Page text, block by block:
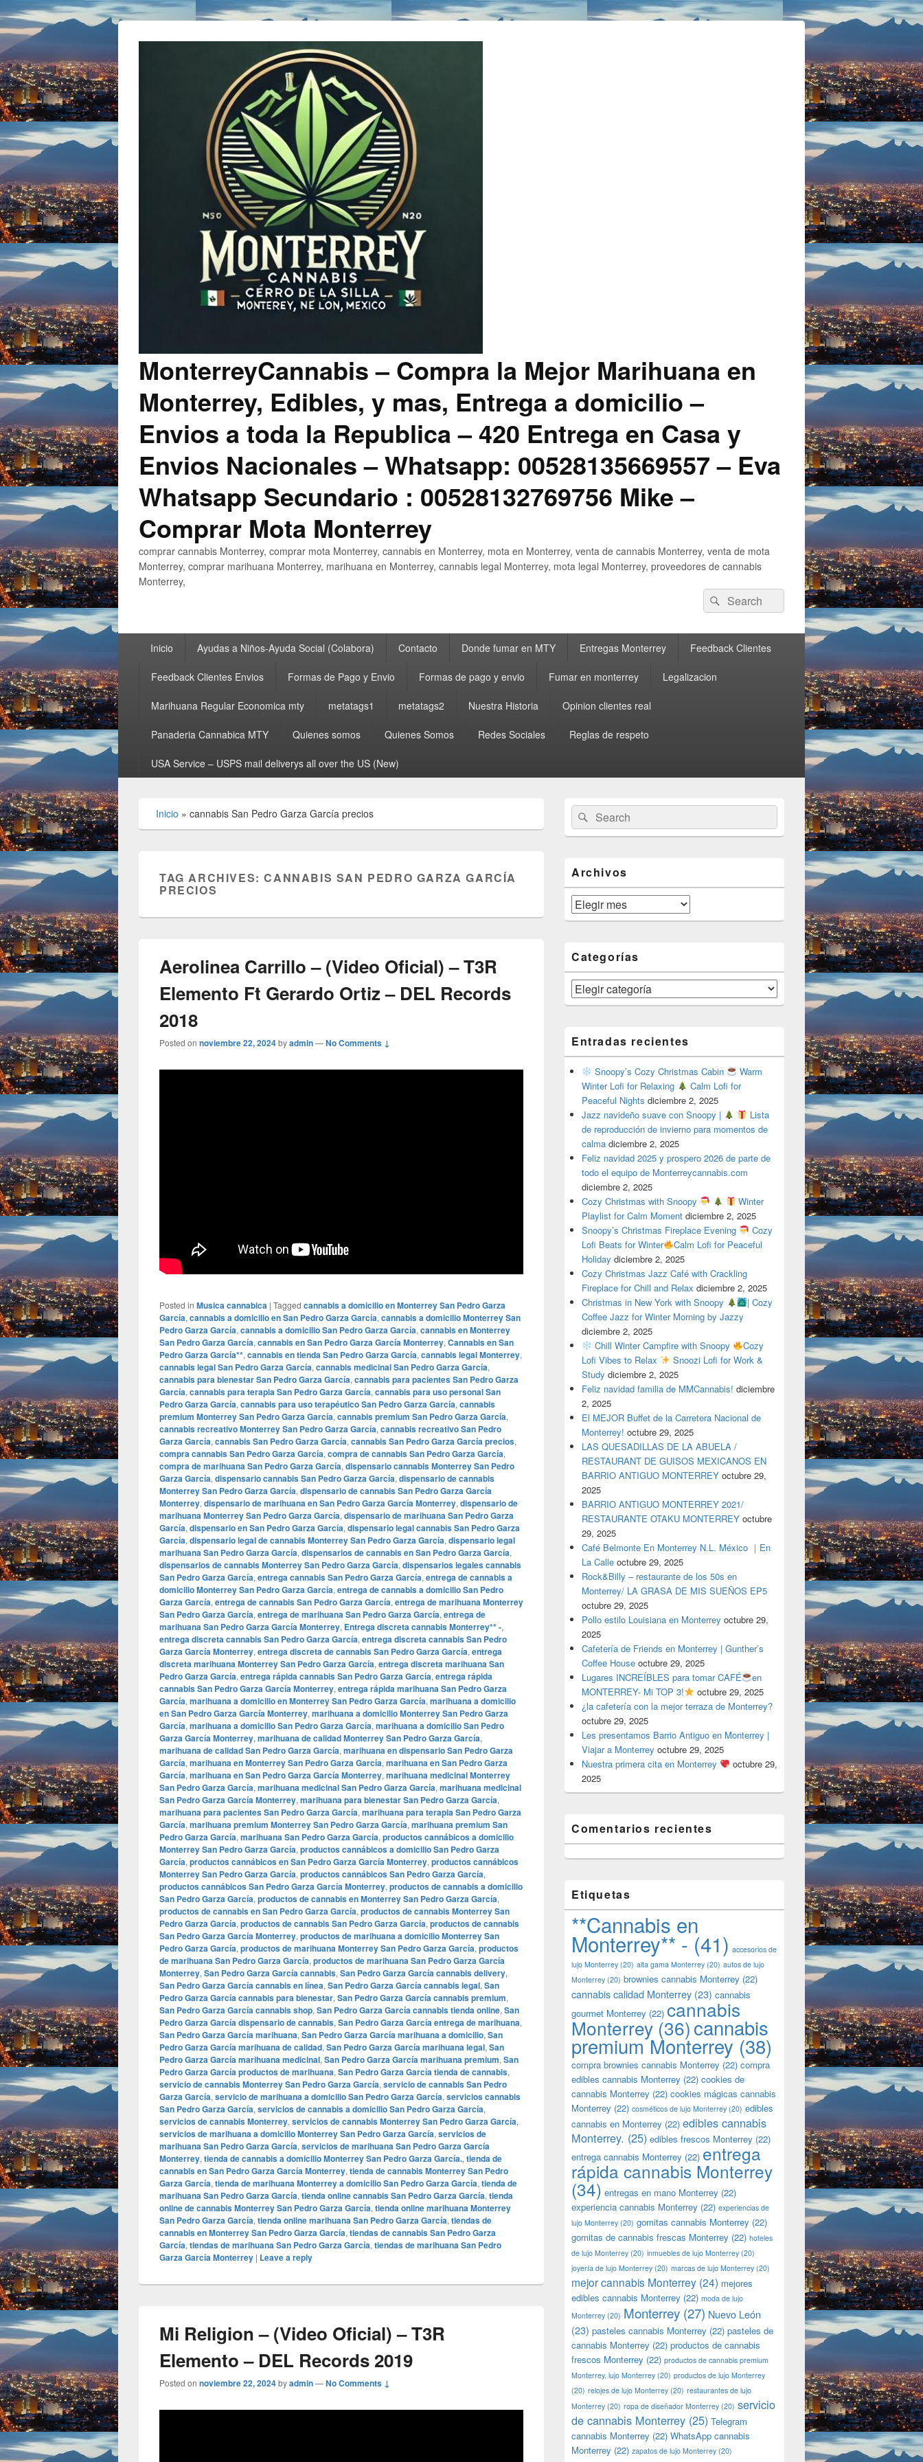
MonterreyCannabis – Compra la Mejor Marihuana en
Monterrey, Edibles, y mas, Entrega a domicilio –
Envios a toda la Republica – 420 Entrega en Casa y
Envios Nacionales – Whatsapp: 00528135669557 – Eva
Whatsapp Secundario : 00528132769756 Mike –
Comprar Mota Monterrey
comprar cannabis Monterrey, comprar mota Monterrey, cannabis en Monterrey, mota en Monterrey, venta de cannabis Monterrey, venta de mota
Monterrey, comprar marihuana Monterrey, marihuana en Monterrey, cannabis legal Monterrey, mota legal Monterrey, proveedores de cannabis
Monterrey,
Search
for:
Search
Inicio Ayudas a Niños-Ayuda Social (Colabora) Contacto Donde fumar en MTY Entregas Monterrey Feedback Clientes
Feedback Clientes Envios Formas de Pago y Envio Formas de pago y envio Fumar en monterrey Legalizacion
Marihuana Regular Economica mty metatags1 metatags2 Nuestra Historia Opinion clientes real
Panaderia Cannabica MTY Quienes somos Quienes Somos Redes Sociales Reglas de respeto
USA Service – USPS mail deliverys all over the US (New)
Inicio » cannabis San Pedro Garza García precios
TAG ARCHIVES:CANNABIS SAN PEDRO GARZA GARCÍA
PRECIOS
Aerolinea Carrillo – (Video Oficial) – T3R
Elemento Ft Gerardo Ortiz – DEL Records
2018
Posted on noviembre 22, 2024byadmin—No Comments ↓
Posted in Musica cannabica | Tagged cannabis a domicilio en Monterrey San Pedro Garza
García, cannabis a domicilio en San Pedro Garza García, cannabis a domicilio Monterrey San
Pedro Garza García, cannabis a domicilio San Pedro Garza García, cannabis en Monterrey
San Pedro Garza García, cannabis en San Pedro Garza García Monterrey, Cannabis en San
Pedro Garza García**, cannabis en tienda San Pedro Garza García, cannabis legal Monterrey,
cannabis legal San Pedro Garza García, cannabis medicinal San Pedro Garza García,
cannabis para bienestar San Pedro Garza García, cannabis para pacientes San Pedro Garza
García, cannabis para terapia San Pedro Garza García, cannabis para uso personal San
Pedro Garza García, cannabis para uso terapéutico San Pedro Garza García, cannabis
premium Monterrey San Pedro Garza García, cannabis premium San Pedro Garza García,
cannabis recreativo Monterrey San Pedro Garza García, cannabis recreativo San Pedro
Garza García, cannabis San Pedro Garza García, cannabis San Pedro Garza García precios,
compra cannabis San Pedro Garza García, compra de cannabis San Pedro Garza García,
compra de marihuana San Pedro Garza García, dispensario cannabis Monterrey San Pedro
Garza García, dispensario cannabis San Pedro Garza García, dispensario de cannabis
Monterrey San Pedro Garza García, dispensario de cannabis San Pedro Garza García
Monterrey, dispensario de marihuana en San Pedro Garza García Monterrey, dispensario de
marihuana Monterrey San Pedro Garza García, dispensario de marihuana San Pedro Garza
García, dispensario en San Pedro Garza García, dispensario legal cannabis San Pedro Garza
García, dispensario legal de cannabis Monterrey San Pedro Garza García, dispensario legal
marihuana San Pedro Garza García, dispensarios de cannabis en San Pedro Garza García,
dispensarios de cannabis Monterrey San Pedro Garza García, dispensarios legales cannabis
San Pedro Garza García, entrega cannabis San Pedro Garza García, entrega de cannabis a
domicilio Monterrey San Pedro Garza García, entrega de cannabis a domicilio San Pedro
Garza García, entrega de cannabis San Pedro Garza García, entrega de marihuana Monterrey
San Pedro Garza García, entrega de marihuana San Pedro Garza García, entrega de
marihuana San Pedro Garza García Monterrey, Entrega discreta cannabis Monterrey** -,
entrega discreta cannabis San Pedro Garza García, entrega discreta cannabis San Pedro
Garza García Monterrey, entrega discreta de cannabis San Pedro Garza García, entrega
discreta marihuana Monterrey San Pedro Garza García, entrega discreta marihuana San
Pedro Garza García, entrega rápida cannabis San Pedro Garza García, entrega rápida
cannabis San Pedro Garza García Monterrey, entrega rápida marihuana San Pedro Garza
García, marihuana a domicilio en Monterrey San Pedro Garza García, marihuana a domicilio
en San Pedro Garza García Monterrey, marihuana a domicilio Monterrey San Pedro Garza
García, marihuana a domicilio San Pedro Garza García, marihuana a domicilio San Pedro
Garza García Monterrey, marihuana de calidad Monterrey San Pedro Garza García,
marihuana de calidad San Pedro Garza García, marihuana en dispensario San Pedro Garza
García, marihuana en Monterrey San Pedro Garza García, marihuana en San Pedro Garza
García, marihuana en San Pedro Garza García Monterrey, marihuana medicinal Monterrey
San Pedro Garza García, marihuana medicinal San Pedro Garza García, marihuana medicinal
San Pedro Garza García Monterrey, marihuana para bienestar San Pedro Garza García,
marihuana para pacientes San Pedro Garza García, marihuana para terapia San Pedro Garza
García, marihuana premium Monterrey San Pedro Garza García, marihuana premium San
Pedro Garza García, marihuana San Pedro Garza García, productos cannábicos a domicilio
Monterrey San Pedro Garza García, productos cannábicos a domicilio San Pedro Garza
García, productos cannábicos en San Pedro Garza García Monterrey, productos cannábicos
Monterrey San Pedro Garza García, productos cannábicos San Pedro Garza García,
productos cannábicos San Pedro Garza García Monterrey, productos de cannabis a domicilio
San Pedro Garza García, productos de cannabis en Monterrey San Pedro Garza García,
productos de cannabis en San Pedro Garza García, productos de cannabis Monterrey San
Pedro Garza García, productos de cannabis San Pedro Garza García, productos de cannabis
San Pedro Garza García Monterrey, productos de marihuana a domicilio Monterrey San
Pedro Garza García, productos de marihuana Monterrey San Pedro Garza García, productos
de marihuana San Pedro Garza García, productos de marihuana San Pedro Garza García
Monterrey, San Pedro Garza García cannabis, San Pedro Garza García cannabis delivery,
San Pedro Garza García cannabis en línea, San Pedro Garza García cannabis legal, San
Pedro Garza García cannabis para bienestar, San Pedro Garza García cannabis premium,
San Pedro Garza García cannabis shop, San Pedro Garza García cannabis tienda online, San
Pedro Garza García dispensario de cannabis, San Pedro Garza García entrega de marihuana,
San Pedro Garza García marihuana, San Pedro Garza García marihuana a domicilio, San
Pedro Garza García marihuana de calidad, San Pedro Garza García marihuana legal, San
Pedro Garza García marihuana medicinal, San Pedro Garza García marihuana premium, San
Pedro Garza García productos de marihuana, San Pedro Garza García tienda de cannabis,
servicio de cannabis Monterrey San Pedro Garza García, servicio de cannabis San Pedro
Garza García, servicio de marihuana a domicilio San Pedro Garza García, servicios cannabis
San Pedro Garza García, servicios de cannabis a domicilio San Pedro Garza García,
servicios de cannabis Monterrey, servicios de cannabis Monterrey San Pedro Garza García,
servicios de marihuana a domicilio Monterrey San Pedro Garza García, servicios de
marihuana San Pedro Garza García, servicios de marihuana San Pedro Garza García
Monterrey, tienda de cannabis a domicilio Monterrey San Pedro Garza García., tienda de
cannabis en San Pedro Garza García Monterrey, tienda de cannabis Monterrey San Pedro
Garza García, tienda de marihuana Monterrey a domicilio San Pedro Garza García, tienda de
marihuana San Pedro Garza García, tienda online cannabis San Pedro Garza García, tienda
online de cannabis Monterrey San Pedro Garza García, tienda online marihuana Monterrey
San Pedro Garza García, tienda online marihuana San Pedro Garza García, tiendas de
cannabis en Monterrey San Pedro Garza García, tiendas de cannabis San Pedro Garza
García, tiendas de marihuana San Pedro Garza García, tiendas de marihuana San Pedro
Garza García Monterrey | Leave a reply
Mi Religion – (Video Oficial) – T3R
Elemento – DEL Records 2019
Posted on noviembre 22, 2024byadmin—No Comments ↓
Primary
Sidebar
Widget
Area
Search
for:
Search
Archivos
Archivos
Categorías
Categorías
Entradas recientes
Snoopy’s Cozy Christmas Cabin
Warm
Winter Lofi for Relaxing
Calm Lofi for
Peaceful Nights diciembre 2, 2025
Jazz navideño suave con Snoopy |
Lista
de reproducción de invierno para momentos de
calma diciembre 2, 2025
Feliz navidad 2025 y prospero 2026 de parte de
todo el equipo de Monterreycannabis.com
diciembre 2, 2025
Cozy Christmas with Snoopy
Winter
Playlist for Calm Moment diciembre 2, 2025
Snoopy’s Christmas Fireplace Evening
Cozy
Lofi Beats for Winter
Calm Lofi for Peaceful
Holiday diciembre 2, 2025
Cozy Christmas Jazz Café with Crackling
Fireplace for Chill and Relax diciembre 2, 2025
Christmas in New York with Snoopy
| Cozy
Coffee Jazz for Winter Morning by Jazzy
diciembre 2, 2025
Chill Winter Campfire with Snoopy
Cozy
Lofi Vibes to Relax
Snoozi Lofi for Work &
Study diciembre 2, 2025
Feliz navidad familia de MMCannabis! diciembre
2, 2025
El MEJOR Buffet de la Carretera Nacional de
Monterrey! octubre 29, 2025
LAS QUESADILLAS DE LA ABUELA /
RESTAURANT DE GUISOS MEXICANOS EN
BARRIO ANTIGUO MONTERREY octubre 29,
2025
BARRIO ANTIGUO MONTERREY 2021/
RESTAURANTE OTAKU MONTERREY octubre
29, 2025
Café Belmonte En Monterrey N.L. México ｜En
La Calle octubre 29, 2025
Rock&Billy – restaurante de los 50s en
Monterrey/ LA GRASA DE MIS SUEÑOS EP5
octubre 29, 2025
Pollo estilo Louisiana en Monterrey octubre 29,
2025
Cafetería de Friends en Monterrey | Gunther’s
Coffee House octubre 29, 2025
Lugares INCREÍBLES para tomar CAFÉ
en
MONTERREY- Mi TOP 3!
octubre 29, 2025
¿la cafetería con la mejor terraza de Monterrey?
octubre 29, 2025
Les presentamos Barrio Antiguo en Monterrey |
Viajar a Monterrey octubre 29, 2025
Nuestra primera cita en Monterrey
octubre 29,
2025
Comentarios recientes
Etiquetas
**Cannabis en
Monterrey** - (41) accesorios de
lujo Monterrey (20) alta gama Monterrey (20) autos de lujo
Monterrey (20) brownies cannabis Monterrey (22)
cannabis calidad Monterrey (23) cannabis
gourmet Monterrey (22) cannabis
Monterrey (36)cannabis
premium Monterrey (38)
compra brownies cannabis Monterrey (22) compra
edibles cannabis Monterrey (22) cookies de
cannabis Monterrey (22) cookies mágicas cannabis
Monterrey (22) cosméticos de lujo Monterrey (20) edibles
cannabis en Monterrey (22) edibles cannabis
Monterrey. (25) edibles frescos Monterrey (22)
entrega cannabis Monterrey (22) entrega
rápida cannabis Monterrey
(34) entregas en mano Monterrey (22)
experiencia cannabis Monterrey (22) experiencias de
lujo Monterrey (20) gomitas cannabis Monterrey (22)
gomitas de cannabis frescas Monterrey (22) hoteles
de lujo Monterrey (20) inmuebles de lujo Monterrey (20)
joyería de lujo Monterrey (20) marcas de lujo Monterrey (20)
mejor cannabis Monterrey (24) mejores
edibles cannabis Monterrey (22) moda de lujo
Monterrey (20) Monterrey (27) Nuevo León
(23) pasteles cannabis Monterrey (22) pasteles de
cannabis Monterrey (22) productos de cannabis
frescos Monterrey (22) productos de cannabis premium
Monterrey. lujo Monterrey (20) productos de lujo Monterrey
(20) relojes de lujo Monterrey (20) restaurantes de lujo
Monterrey (20) ropa de diseñador Monterrey (20) servicio
de cannabis Monterrey (25) Telegram
cannabis Monterrey (22) WhatsApp cannabis
Monterrey (22) zapatos de lujo Monterrey (20)